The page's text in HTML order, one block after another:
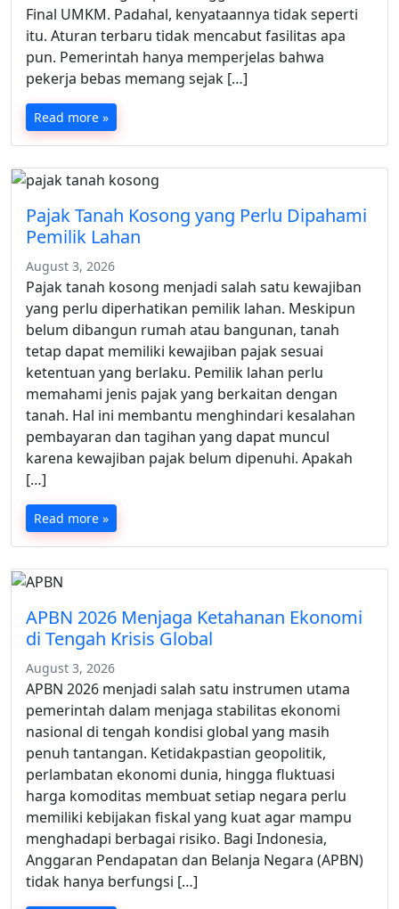
Final UMKM. Padahal, kenyataannya tidak seperti
itu. Aturan terbaru tidak mencabut fasilitas apa
pun. Pemerintah hanya memperjelas bahwa
pekerja bebas memang sejak […]
Read more »
Pajak Tanah Kosong yang Perlu Dipahami
Pemilik Lahan
August 3, 2026
Pajak tanah kosong menjadi salah satu kewajiban
yang perlu diperhatikan pemilik lahan. Meskipun
belum dibangun rumah atau bangunan, tanah
tetap dapat memiliki kewajiban pajak sesuai
ketentuan yang berlaku. Pemilik lahan perlu
memahami jenis pajak yang berkaitan dengan
tanah. Hal ini membantu menghindari kesalahan
pembayaran dan tagihan yang dapat muncul
karena kewajiban pajak belum dipenuhi. Apakah
[…]
Read more »
APBN 2026 Menjaga Ketahanan Ekonomi
di Tengah Krisis Global
August 3, 2026
APBN 2026 menjadi salah satu instrumen utama
pemerintah dalam menjaga stabilitas ekonomi
nasional di tengah kondisi global yang masih
penuh tantangan. Ketidakpastian geopolitik,
perlambatan ekonomi dunia, hingga fluktuasi
harga komoditas membuat setiap negara perlu
memiliki kebijakan fiskal yang kuat agar mampu
menghadapi berbagai risiko. Bagi Indonesia,
Anggaran Pendapatan dan Belanja Negara (APBN)
tidak hanya berfungsi […]